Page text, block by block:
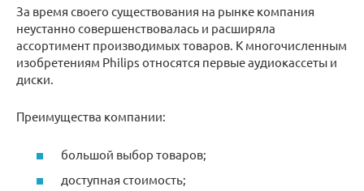
За время своего существования на рынке компания
неустанно совершенствовалась и расширяла
ассортимент производимых товаров. К многочисленным
изобретениям Philips относятся первые аудиокассеты и
диски.
Преимущества компании:
большой выбор товаров;
доступная стоимость;